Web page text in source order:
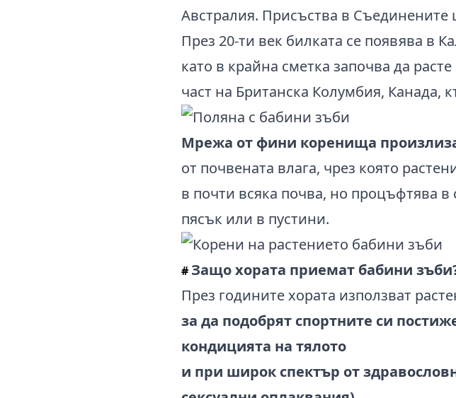
Австралия. Присъства в
През 20-ти век билката се появява в
като в крайна сметка започва да
част на Британска Колумбия, Канада,
Мрежа от фини коренища
от почвената влага, чрез която
в почти всяка почва, но процъфтява
пясък или в пустини.
# Защо хората приемат бабини
През годините хората използват
за да подобрят спортните си
кондицията на тялото
и при широк спектър от